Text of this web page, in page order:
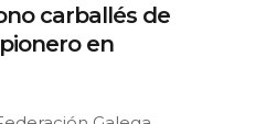
carballés de
en